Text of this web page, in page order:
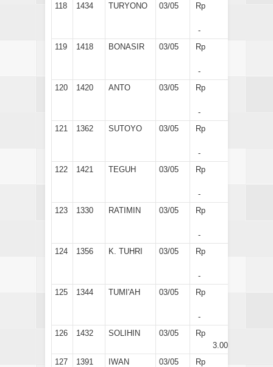
118
1434 TURYONO 03/05 Rp
-
119
1418 BONASIR 03/05 Rp
-
120
1420 ANTO 03/05 Rp
-
121
1362 SUTOYO 03/05 Rp
-
122
1421 TEGUH 03/05 Rp
-
123
1330 RATIMIN 03/05 Rp
-
124
1356 K. TUHRI 03/05 Rp
-
125
1344 TUMI'AH 03/05 Rp
-
126
1432 SOLIHIN 03/05
Rp
3.000
127
1391 IWAN 03/05
Rp